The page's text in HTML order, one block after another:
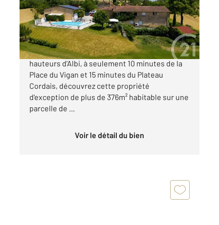
Maison à vendre
549 000 €
Au cœur d'une impasse paisible sur les
hauteurs d'Albi, à seulement 10 minutes de la
Place du Vigan et 15 minutes du Plateau
Cordais, découvrez cette propriété
d'exception de plus de 376m² habitable sur une
parcelle de ...
Voir le détail du bien